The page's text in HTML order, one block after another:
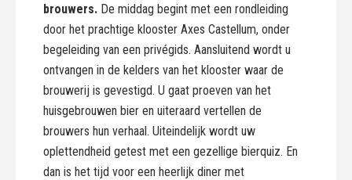
brouwers. De middag begint met een rondleiding
door het prachtige klooster Axes Castellum, onder
begeleiding van een privégids. Aansluitend wordt u
ontvangen in de kelders van het klooster waar de
brouwerij is gevestigd. U gaat proeven van het
huisgebrouwen bier en uiteraard vertellen de
brouwers hun verhaal. Uiteindelijk wordt uw
oplettendheid getest met een gezellige bierquiz. En
dan is het tijd voor een heerlijk diner met